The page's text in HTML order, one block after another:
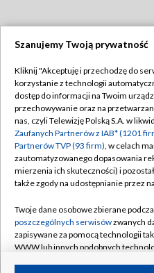
Abonament TVP
Emisja w TVP
Centrum informacji TVP
Naziemna Telewizja
Rada Programowa
System NOS
Informacje o nadawcy
Polityka
Szanujemy Twoją prywatność
Kliknij "Akceptuję i przechodzę do
korzystanie z technologii
dostęp do informacji na Twoim
przechowywanie oraz na
nas, czyli Telewizję Polską S.A. w
Zaufanych Partnerów z IAB* (1201
Partnerów TVP (93 firm), w celach
zautomatyzowanego dopasowania
mierzenia ich skuteczności) i
także zgody na udostępnianie przez
Twoje dane osobowe zbierane
poszczególnych serwisówzwanych
zapisywane za pomocą technologii
WWW lub innych podobnych